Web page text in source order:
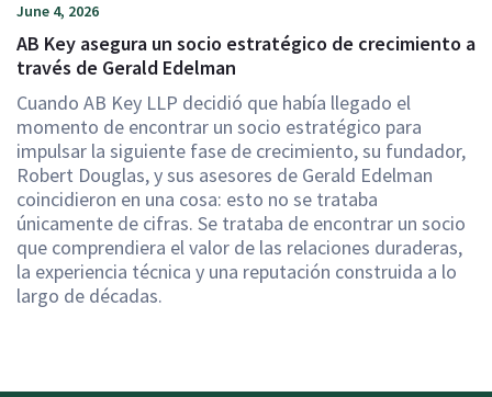
June 4, 2026
AB Key asegura un socio estratégico de crecimiento a
través de Gerald Edelman
Cuando AB Key LLP decidió que había llegado el
momento de encontrar un socio estratégico para
impulsar la siguiente fase de crecimiento, su fundador,
Robert Douglas, y sus asesores de Gerald Edelman
coincidieron en una cosa: esto no se trataba
únicamente de cifras. Se trataba de encontrar un socio
que comprendiera el valor de las relaciones duraderas,
la experiencia técnica y una reputación construida a lo
largo de décadas.